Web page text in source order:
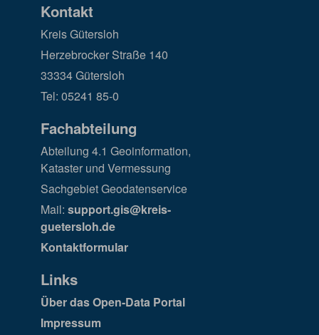
Kontakt
Kreis Gütersloh
Herzebrocker Straße 140
33334 Gütersloh
Tel: 05241 85-0
Fachabteilung
Abteilung 4.1 Geoinformation,
Kataster und Vermessung
Sachgebiet Geodatenservice
Mail: support.gis@kreis-
guetersloh.de
Kontaktformular
Links
Über das Open-Data Portal
Impressum